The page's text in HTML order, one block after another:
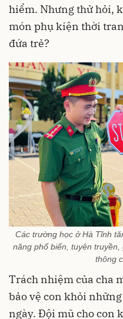
hiểm. Nhưng thử hỏi,
món phụ kiện thời
đứa trẻ?
Các trường học ở Hà Tĩnh
năng phổ biến, tuyên
thông
Trách nhiệm của cha
bảo vệ con khỏi
ngày. Đội mũ cho con